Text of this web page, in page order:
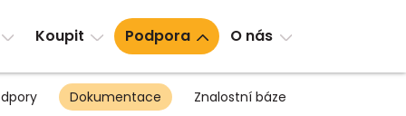
Koupit Podpora O nás
Dokumentace Znalostní báze